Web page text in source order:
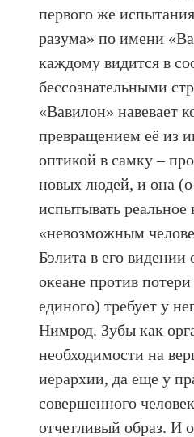
первого же
разума» по имени
каждому видится в
бессознательными
«Вавилон» навевает
превращением её из
оптикой в самку –
новых людей, и она
испытывать реальное
«невозможным
Бэлита в его видении
океане против
единого) требует у
Нимрод. Зубы как
необходимости на
иерархии, да еще у
совершенного
отчетливый образ. И